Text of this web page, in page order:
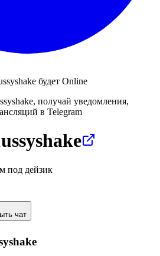
будет Online
, получай уведомления,
в Telegram
под дейзик
чат